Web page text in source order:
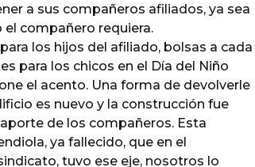
a sus compañeros afiliados, ya sea
compañero requiera.
los hijos del afiliado, bolsas a cada
para los chicos en el Día del Niño
el acento. Una forma de devolverle
es nuevo y la construcción fue
de los compañeros. Esta
ya fallecido, que en el
tuvo ese eje, nosotros lo